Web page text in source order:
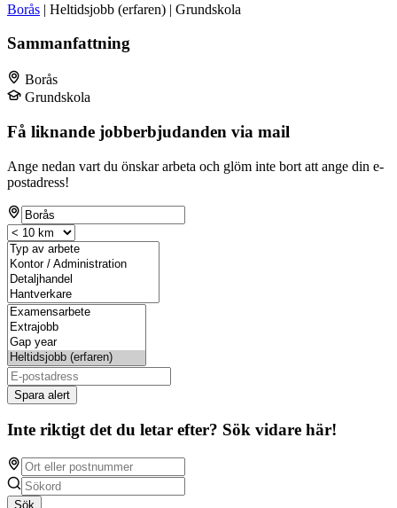
Borås | Heltidsjobb (erfaren) | Grundskola
Sammanfattning
Borås
Grundskola
Få liknande jobberbjudanden via mail
Ange nedan vart du önskar arbeta och glöm inte bort att ange din e-
postadress!
Spara alert
Inte riktigt det du letar efter? Sök vidare här!
Sök